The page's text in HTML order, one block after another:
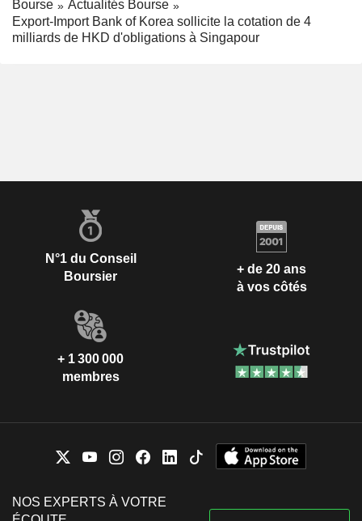
Bourse
Actualités Bourse
Export-Import Bank of Korea sollicite la cotation de 4
milliards de HKD d'obligations à Singapour
N°1 du Conseil
Boursier
+ de 20 ans
à vos côtés
+ 1 300 000
membres
NOS EXPERTS À VOTRE